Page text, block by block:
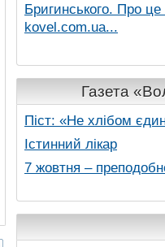
Бригинського. Про
kovel.com.ua...
Газета
Піст: «Не хлібом
Істинний лікар
7 жовтня –